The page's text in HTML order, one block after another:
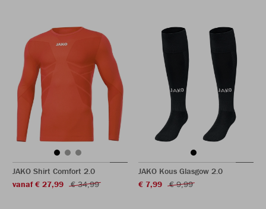
JAKO Shirt Comfort 2.0
vanaf € 27,99
€ 34,99
JAKO Kous Glasgow 2.0
€ 7,99
€ 9,99